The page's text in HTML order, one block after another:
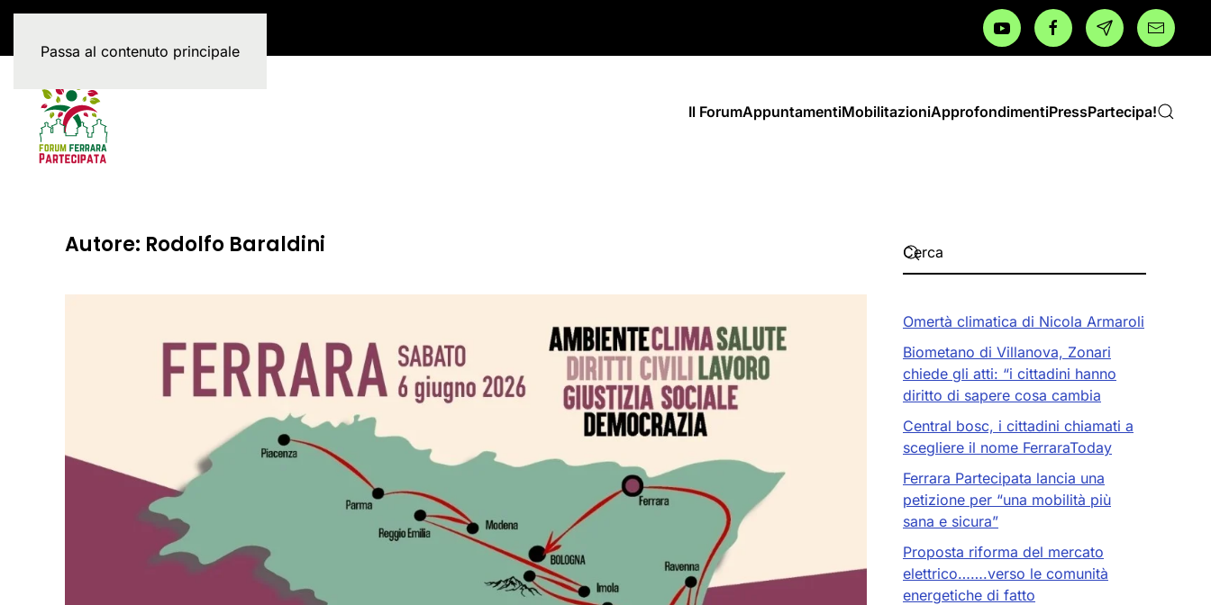
Passa al contenuto principale
Il ForumAppuntamentiMobilitazioniApprofondimentiPressPartecipa!
Autore: Rodolfo Baraldini
Omertà climatica di Nicola Armaroli
Biometano di Villanova, Zonari
chiede gli atti: “i cittadini hanno
diritto di sapere cosa cambia
Central bosc, i cittadini chiamati a
scegliere il nome FerraraToday
Ferrara Partecipata lancia una
petizione per “una mobilità più
sana e sicura”
Proposta riforma del mercato
elettrico…….verso le comunità
energetiche di fatto